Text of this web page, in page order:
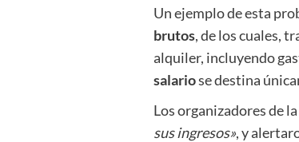
Un ejemplo de esta
brutos, de los cuales,
alquiler, incluyendo
salariose destina
Los organizadores de
sus ingresos», y